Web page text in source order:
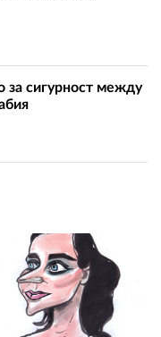
за сигурност между